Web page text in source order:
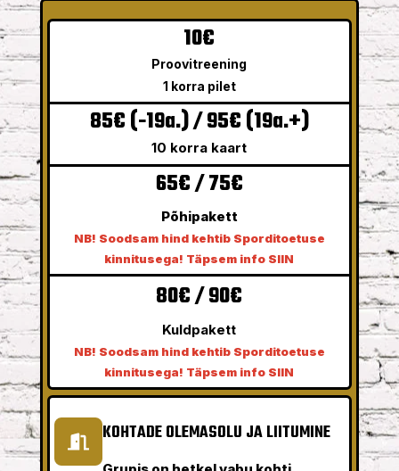
10€
Proovitreening
1 korra pilet
85€ (-19a.) / 95€ (19a.+)
10 korra kaart
65€ / 75€
Põhipakett
NB! Soodsam hind kehtib Sporditoetuse
kinnitusega! Täpsem info SIIN
80€ / 90€
Kuldpakett
NB! Soodsam hind kehtib Sporditoetuse
kinnitusega! Täpsem info SIIN
KOHTADE OLEMASOLU JA LIITUMINE